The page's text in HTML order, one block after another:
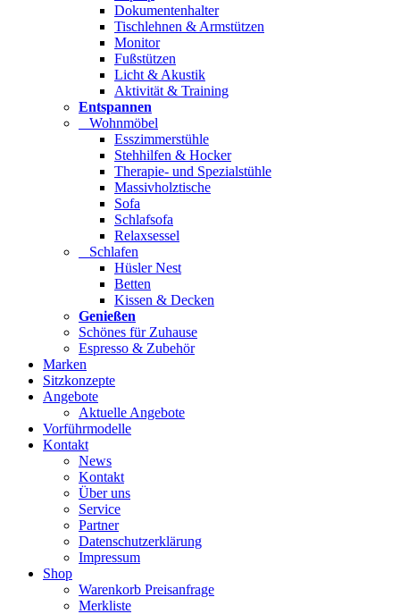
Dokumentenhalter
Tischlehnen & Armstützen
Monitor
Fußstützen
Licht & Akustik
Aktivität & Training
Entspannen
Wohnmöbel
Esszimmerstühle
Stehhilfen & Hocker
Therapie- und Spezialstühle
Massivholztische
Sofa
Schlafsofa
Relaxsessel
Schlafen
Hüsler Nest
Betten
Kissen & Decken
Genießen
Schönes für Zuhause
Espresso & Zubehör
Marken
Sitzkonzepte
Angebote
Aktuelle Angebote
Vorführmodelle
Kontakt
News
Kontakt
Über uns
Service
Partner
Datenschutzerklärung
Impressum
Shop
Warenkorb Preisanfrage
Merkliste